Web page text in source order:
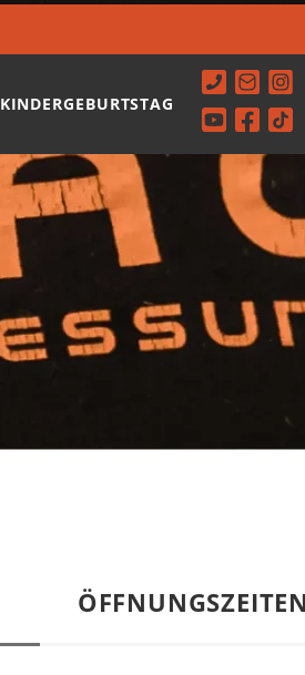
KINDERGEBURTSTAG
ÖFFNUNGSZEITEN